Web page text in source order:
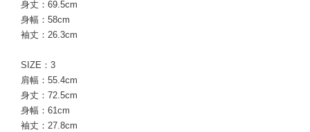
身丈：69.5cm
身幅：58cm
袖丈：26.3cm
SIZE：3
肩幅：55.4cm
身丈：72.5cm
身幅：61cm
袖丈：27.8cm